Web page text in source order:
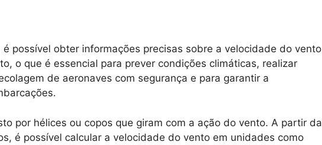
possível obter informações precisas sobre a velocidade do vento
o que é essencial para prever condições climáticas, realizar
de aeronaves com segurança e para garantir a
por hélices ou copos que giram com a ação do vento. A partir da
é possível calcular a velocidade do vento em unidades como